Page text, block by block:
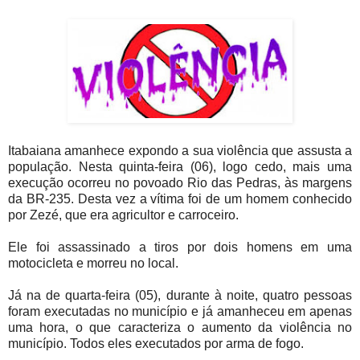
Itabaiana amanhece expondo a sua violência que assusta a
população. Nesta quinta-feira (06), logo cedo, mais uma
execução ocorreu no povoado Rio das Pedras, às margens
da BR-235. Desta vez a vítima foi de um homem conhecido
por Zezé, que era agricultor e carroceiro.
Ele foi assassinado a tiros por dois homens em uma
motocicleta e morreu no local.
Já na de quarta-feira (05), durante à noite, quatro pessoas
foram executadas no município e já amanheceu em apenas
uma hora, o que caracteriza o aumento da violência no
município. Todos eles executados por arma de fogo.